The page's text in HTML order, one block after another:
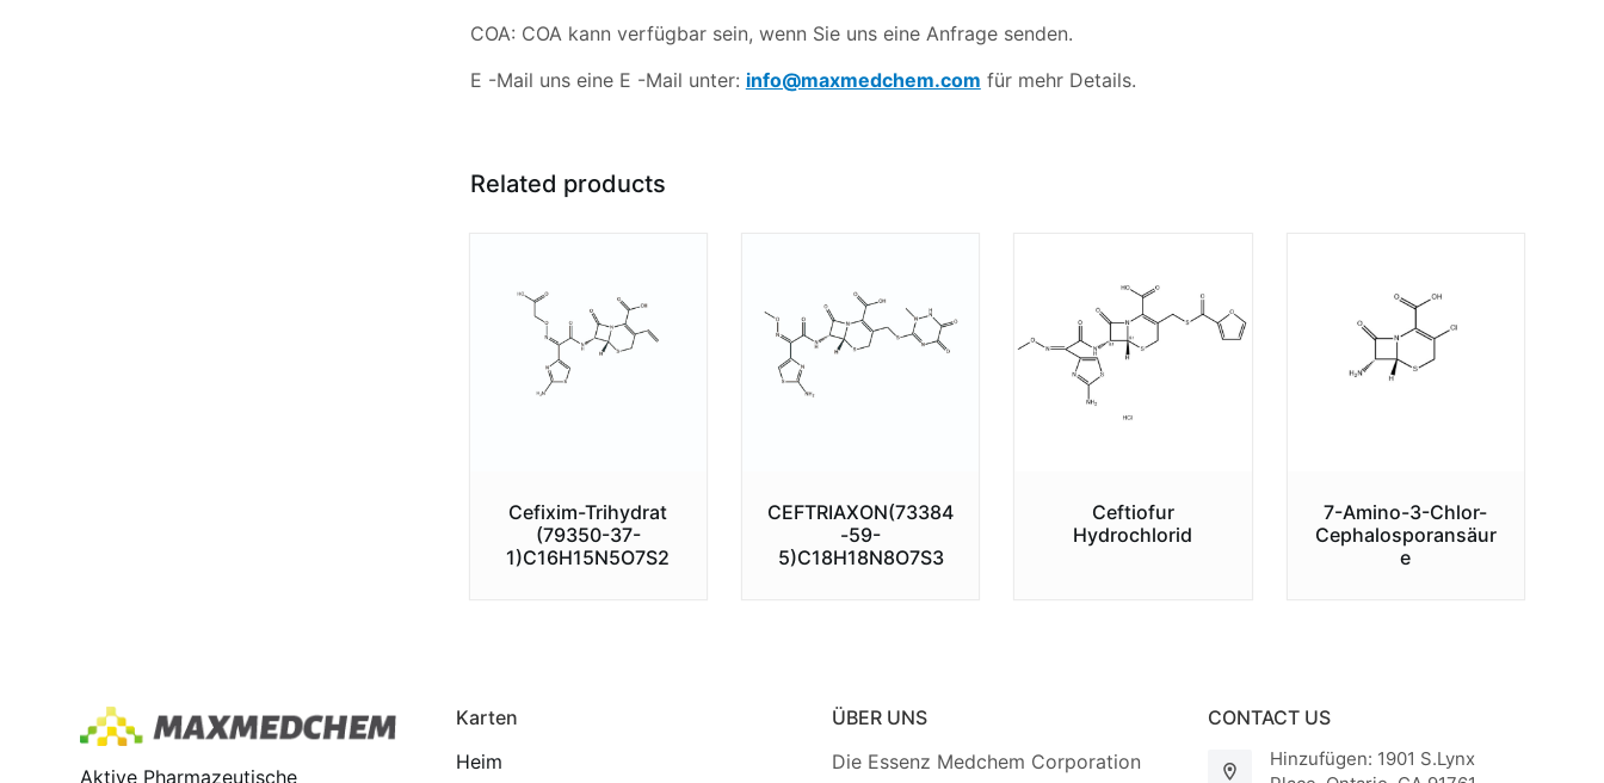
COA: COA kann verfügbar sein, wenn Sie uns eine Anfrage senden.
E -Mail uns eine E -Mail unter: info@maxmedchem.com für mehr Details.
Related products
Cefixim-Trihydrat
(79350-37-
1)C16H15N5O7S2
CEFTRIAXON(73384
-59-
5)C18H18N8O7S3
Ceftiofur
Hydrochlorid
7-Amino-3-Chlor-
Cephalosporansäur
e
Aktive Pharmazeutische
Karten
Heim
ÜBER UNS
Die Essenz Medchem Corporation
CONTACT US
Hinzufügen: 1901 S.Lynx